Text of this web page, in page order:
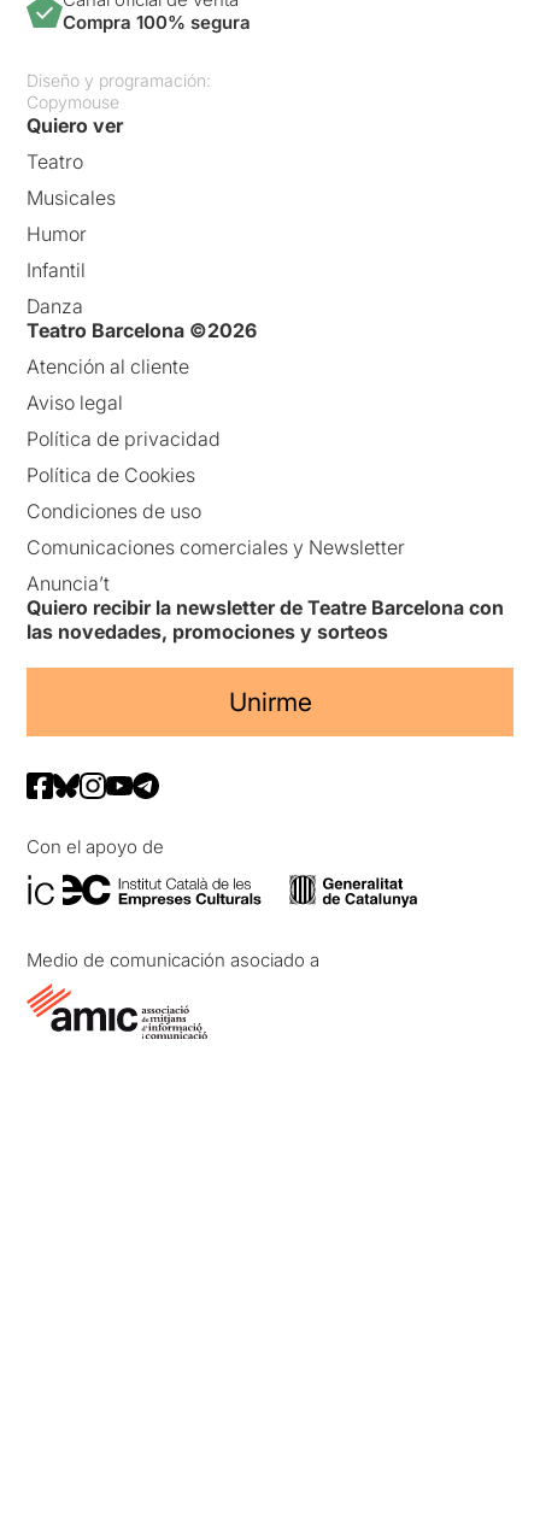
Compra 100% segura
Diseño y programación:
Copymouse
Quiero ver
Teatro
Musicales
Humor
Infantil
Danza
Teatro Barcelona ©2026
Atención al cliente
Aviso legal
Política de privacidad
Política de Cookies
Condiciones de uso
Comunicaciones comerciales y Newsletter
Anuncia’t
Quiero recibir la newsletter de Teatre Barcelona con
las novedades, promociones y sorteos
Unirme
Con el apoyo de
Medio de comunicación asociado a